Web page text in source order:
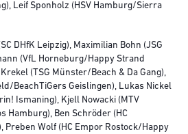
Leif Sponholz (HSV Hamburg/Sierra
DHfK Leipzig), Maximilian Bohn (JSG
(VfL Horneburg/Happy Strand
(TSG Münster/Beach & Da Gang),
BeachTiGers Geislingen), Lukas Nickel
Ismaning), Kjell Nowacki (MTV
Hamburg), Ben Schröder (HC
Preben Wolf (HC Empor Rostock/Happy